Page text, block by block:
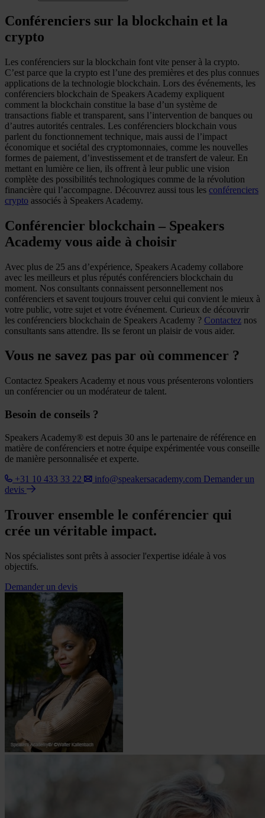
Conférenciers sur la blockchain et la
crypto
Les conférenciers sur la blockchain font vite penser à la crypto.
C’est parce que la crypto est l’une des premières et des plus connues
applications de la technologie blockchain. Lors des événements, les
conférenciers blockchain de Speakers Academy expliquent
comment la blockchain constitue la base d’un système de
transactions fiable et transparent, sans l’intervention de banques ou
d’autres autorités centrales. Les conférenciers blockchain vous
parlent du fonctionnement technique, mais aussi de l’impact
économique et sociétal des cryptomonnaies, comme les nouvelles
formes de paiement, d’investissement et de transfert de valeur. En
mettant en lumière ce lien, ils offrent à leur public une vision
complète des possibilités technologiques comme de la révolution
financière qui l’accompagne. Découvrez aussi tous les conférenciers
crypto associés à Speakers Academy.
Conférencier blockchain – Speakers
Academy vous aide à choisir
Avec plus de 25 ans d’expérience, Speakers Academy collabore
avec les meilleurs et plus réputés conférenciers blockchain du
moment. Nos consultants connaissent personnellement nos
conférenciers et savent toujours trouver celui qui convient le mieux à
votre public, votre sujet et votre événement. Curieux de découvrir
les conférenciers blockchain de Speakers Academy ? Contactez nos
consultants sans attendre. Ils se feront un plaisir de vous aider.
Vous ne savez pas par où commencer ?
Contactez Speakers Academy et nous vous présenterons volontiers
un conférencier ou un modérateur de talent.
Besoin de conseils ?
Speakers Academy® est depuis 30 ans le partenaire de référence en
matière de conférenciers et notre équipe expérimentée vous conseille
de manière personnalisée et experte.
+31 10 433 33 22
info@speakersacademy.com Demander un
devis
Trouver ensemble le conférencier qui
crée un véritable impact.
Nos spécialistes sont prêts à associer l'expertise idéale à vos
objectifs.
Demander un devis